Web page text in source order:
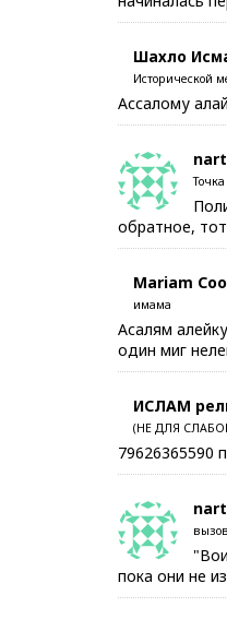
Шахло
Исторической
Ассалому
nart
обратное,
Mariam
имама
Асалям
один миг
ИСЛАМ
(НЕ ДЛЯ
79626365590
nart
вызов
пока они не